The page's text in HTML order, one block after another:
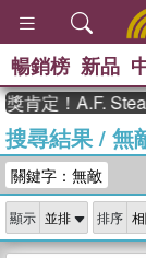
暢銷榜 新品
A.F.
搜尋結果/ 無
關鍵字：無敵
顯示 排序